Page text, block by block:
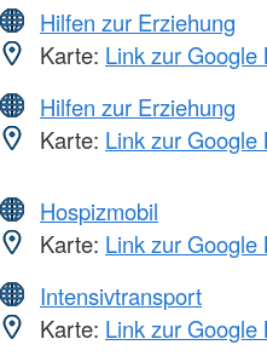
Hilfen zur Erziehung
Karte: Link zur Google
Hilfen zur Erziehung
Karte: Link zur Google
Hospizmobil
Karte: Link zur Google
Intensivtransport
Karte: Link zur Google